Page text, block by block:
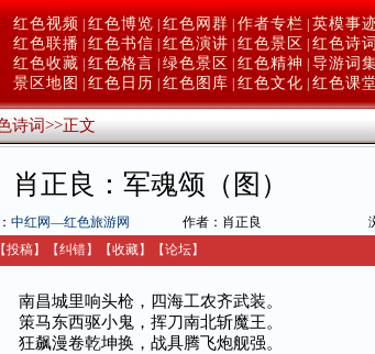
红色视频 红色博览 红色网群 作者专栏 英模事
红色联播 红色书信 红色演讲 红色景区 红色诗词
红色收藏 红色格言 绿色景区 红色精神 导游词
景区地图
红色日历 红色图库 红色文化 红色课
诗词>>正文
肖正良：军魂颂（图）
中红网—红色旅游网 作者：肖正良
【投稿】 【纠错】 【收藏】 【论坛】
南昌城里响头枪，四海工农齐武装。
策马东西驱小鬼，挥刀南北斩魔王。
狂飙漫卷乾坤换，战具腾飞炮舰强。